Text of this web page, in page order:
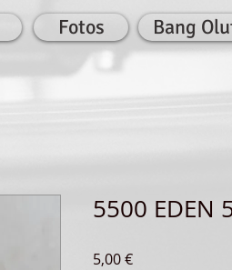
Fotos Bang
5500 EDEN
5,00 €Precio